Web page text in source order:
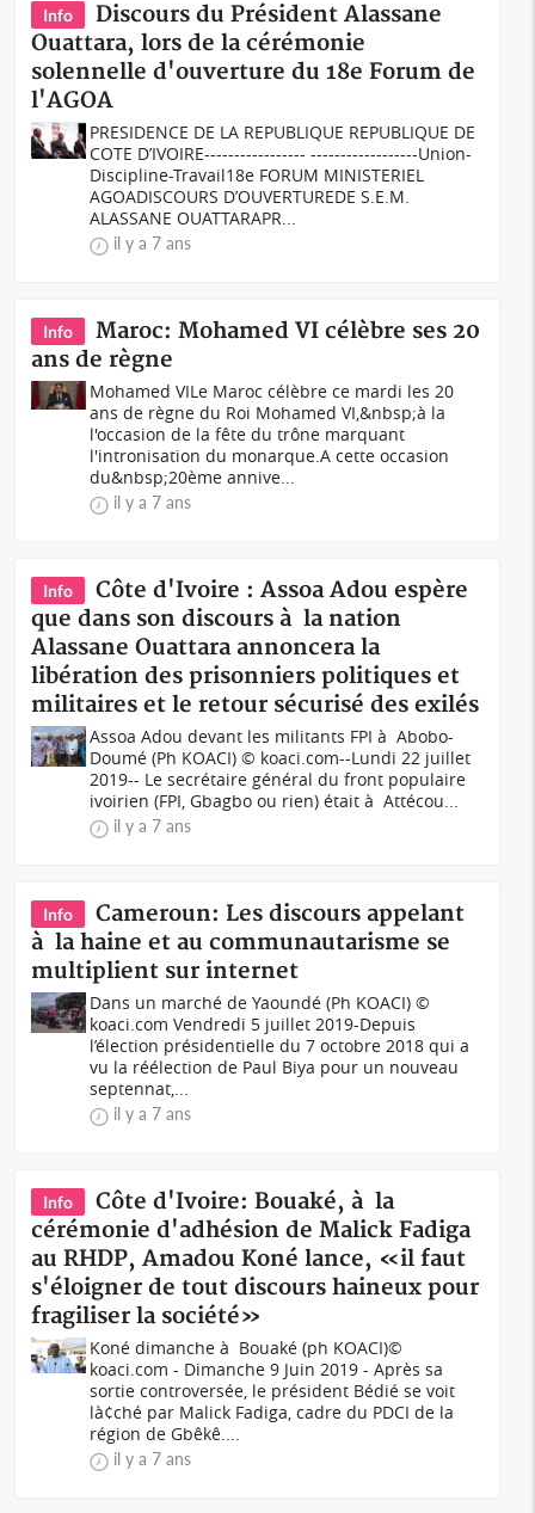
Info
Discours du Président Alassane
Ouattara, lors de la cérémonie
solennelle d'ouverture du 18e Forum de
l'AGOA
PRESIDENCE DE LA REPUBLIQUE REPUBLIQUE DE
COTE D’IVOIRE----------------- ------------------Union-
Discipline-Travail18e FORUM MINISTERIEL
AGOADISCOURS D’OUVERTUREDE S.E.M.
ALASSANE OUATTARAPR...
il y a 7 ans
Info
Maroc: Mohamed VI célèbre ses 20
ans de règne
Mohamed VILe Maroc célèbre ce mardi les 20
ans de règne du Roi Mohamed VI,&nbsp;à la
l'occasion de la fête du trône marquant
l'intronisation du monarque.A cette occasion
du&nbsp;20ème annive...
il y a 7 ans
Info
Côte d'Ivoire : Assoa Adou espère
que dans son discours à la nation
Alassane Ouattara annoncera la
libération des prisonniers politiques et
militaires et le retour sécurisé des exilés
Assoa Adou devant les militants FPI à Abobo-
Doumé (Ph KOACI) © koaci.com--Lundi 22 juillet
2019-- Le secrétaire général du front populaire
ivoirien (FPI, Gbagbo ou rien) était à Attécou...
il y a 7 ans
Info
Cameroun: Les discours appelant
à la haine et au communautarisme se
multiplient sur internet
Dans un marché de Yaoundé (Ph KOACI) ©
koaci.com Vendredi 5 juillet 2019-Depuis
l’élection présidentielle du 7 octobre 2018 qui a
vu la réélection de Paul Biya pour un nouveau
septennat,...
il y a 7 ans
Info
Côte d'Ivoire: Bouaké, à la
cérémonie d'adhésion de Malick Fadiga
au RHDP, Amadou Koné lance, «il faut
s'éloigner de tout discours haineux pour
fragiliser la société»
Koné dimanche à Bouaké (ph KOACI)©
koaci.com - Dimanche 9 Juin 2019 - Après sa
sortie controversée, le président Bédié se voit
là¢ché par Malick Fadiga, cadre du PDCI de la
région de Gbêkê....
il y a 7 ans